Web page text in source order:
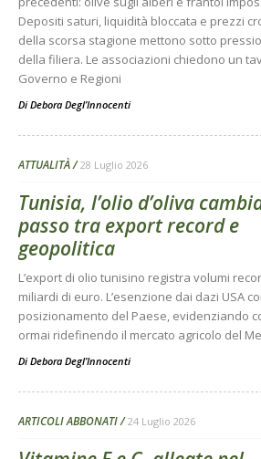
Depositi saturi, liquidità bloccata e prezzi
della scorsa stagione mettono sotto
della filiera. Le associazioni chiedono un
Governo e Regioni
Di Debora Degl’Innocenti
ATTUALITÀ 28 Luglio 2026
Tunisia, l’olio d’oliva
passo tra export record e
geopolitica
L’export di olio tunisino registra volumi
miliardi di euro. L’esenzione dai dazi USA
posizionamento del Paese, evidenziando
ormai ridefinendo il mercato agricolo del
Di Debora Degl’Innocenti
ARTICOLI ABBONATI 24 Luglio 2026